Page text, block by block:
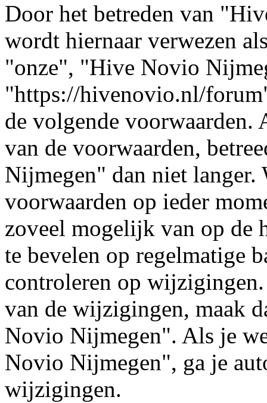
Door het betreden van
wordt hiernaar verwezen
"onze", "Hive Novio
"https://hivenovio.nl/
de volgende voorwaarden.
van de voorwaarden,
Nijmegen" dan niet langer.
voorwaarden op ieder
zoveel mogelijk van op de
te bevelen op regelmatige
controleren op
van de wijzigingen, maak
Novio Nijmegen". Als je
Novio Nijmegen", ga je
wijzigingen.